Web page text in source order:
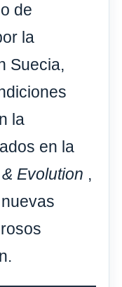
de
la
Suecia,
la
en la
Evolution ,